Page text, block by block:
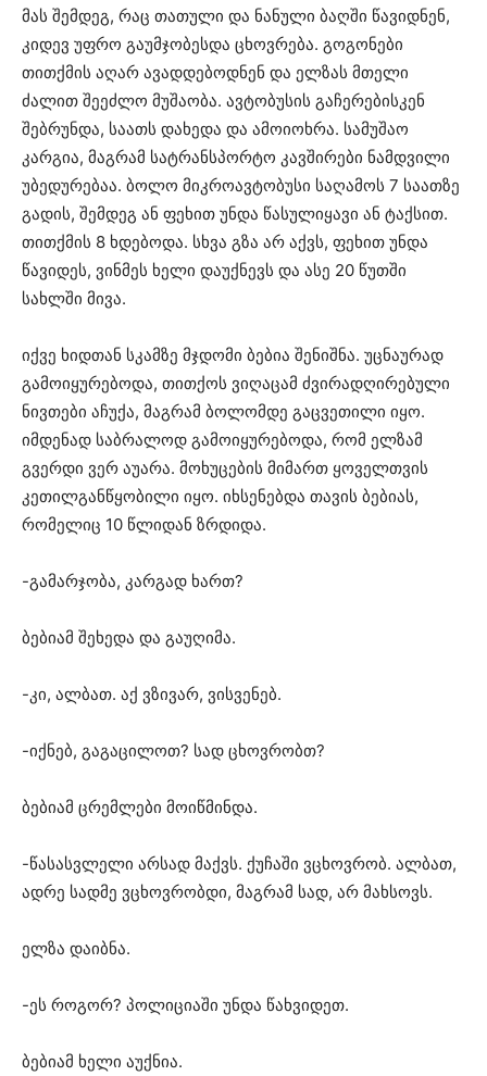
მას შემდეგ, რაც თათული და ნანული ბაღში წავიდნენ,
კიდევ უფრო გაუმჯობესდა ცხოვრება. გოგონები
თითქმის აღარ ავადდებოდნენ და ელზას მთელი
ძალით შეეძლო მუშაობა. ავტობუსის გაჩერებისკენ
შებრუნდა, საათს დახედა და ამოიოხრა. სამუშაო
კარგია, მაგრამ სატრანსპორტო კავშირები ნამდვილი
უბედურებაა. ბოლო მიკროავტობუსი საღამოს 7 საათზე
გადის, შემდეგ ან ფეხით უნდა წასულიყავი ან ტაქსით.
თითქმის 8 ხდებოდა. სხვა გზა არ აქვს, ფეხით უნდა
წავიდეს, ვინმეს ხელი დაუქნევს და ასე 20 წუთში
სახლში მივა.
იქვე ხიდთან სკამზე მჯდომი ბებია შენიშნა. უცნაურად
გამოიყურებოდა, თითქოს ვიღაცამ ძვირადღირებული
ნივთები აჩუქა, მაგრამ ბოლომდე გაცვეთილი იყო.
იმდენად საბრალოდ გამოიყურებოდა, რომ ელზამ
გვერდი ვერ აუარა. მოხუცების მიმართ ყოველთვის
კეთილგანწყობილი იყო. იხსენებდა თავის ბებიას,
რომელიც 10 წლიდან ზრდიდა.
-გამარჯობა, კარგად ხართ?
ბებიამ შეხედა და გაუღიმა.
-კი, ალბათ. აქ ვზივარ, ვისვენებ.
-იქნებ, გაგაცილოთ? სად ცხოვრობთ?
ბებიამ ცრემლები მოიწმინდა.
-წასასვლელი არსად მაქვს. ქუჩაში ვცხოვრობ. ალბათ,
ადრე სადმე ვცხოვრობდი, მაგრამ სად, არ მახსოვს.
ელზა დაიბნა.
-ეს როგორ? პოლიციაში უნდა წახვიდეთ.
ბებიამ ხელი აუქნია.